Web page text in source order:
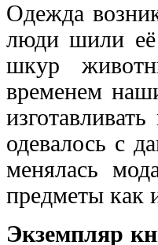
Одежда
люди шили
шкур
временем
одевалось с
менялась
предметы как
Экземпляр